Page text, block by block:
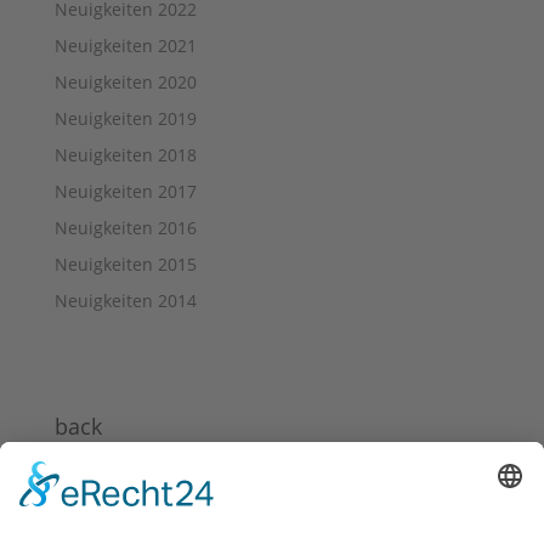
Neuigkeiten 2022
Neuigkeiten 2021
Neuigkeiten 2020
Neuigkeiten 2019
Neuigkeiten 2018
Neuigkeiten 2017
Neuigkeiten 2016
Neuigkeiten 2015
Neuigkeiten 2014
back
News 2023